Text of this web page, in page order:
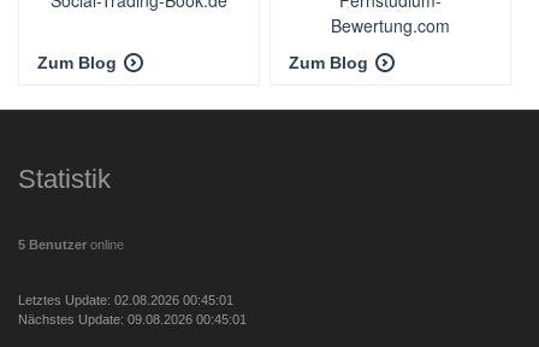
Zum Blog
Bewertung.com
Zum Blog
Statistik
5 Benutzer online
Letztes Update: 02.08.2026 00:45:01
Nächstes Update: 09.08.2026 00:45:01